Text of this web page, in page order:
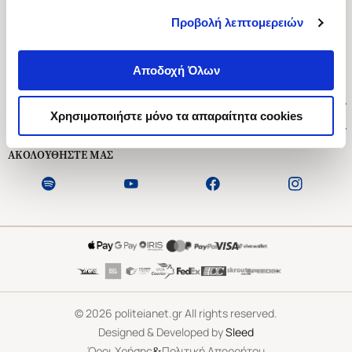
Προβολή λεπτομερειών
Αποδοχή Όλων
Χρησιμοποιήστε μόνο τα απαραίτητα cookies
Ασκληπιού 1-3, Αθήνα 106 79
Δευτέρα - Παρασκευή 09:00-21:00
Εξυπηρέτηση Πελατών
ΑΚΟΛΟΥΘΗΣΤΕ ΜΑΣ
©2026 politeianet.gr All rights reserved.
Designed & Developed bySleed